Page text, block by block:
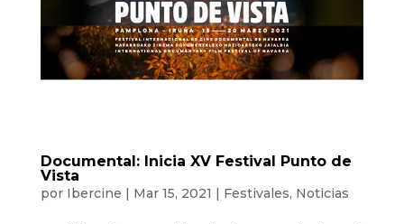
Documental: Inicia XV Festival Punto de
Vista
por Ibercine | Mar 15, 2021 | Festivales, Noticias